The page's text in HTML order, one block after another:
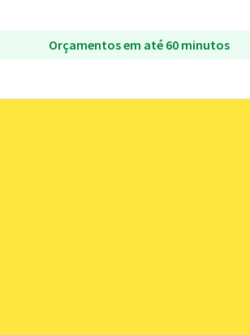
Orçamentos em até 60 minutos